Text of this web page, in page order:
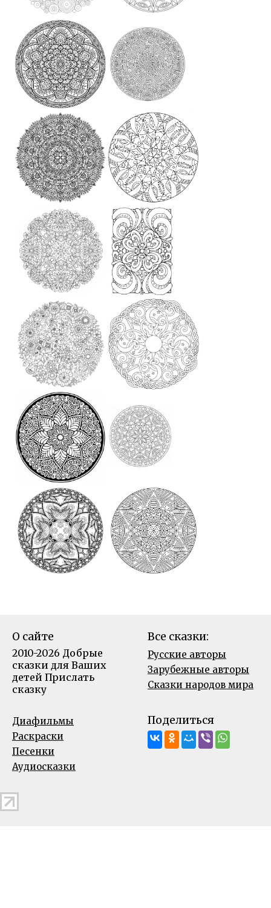
О сайте
2010-2026 Добрые
сказки для Ваших
детей Прислать
сказку
Все сказки:
Русские авторы
Зарубежные авторы
Сказки народов мира
Диафильмы
Раскраски
Песенки
Аудиосказки
Поделиться